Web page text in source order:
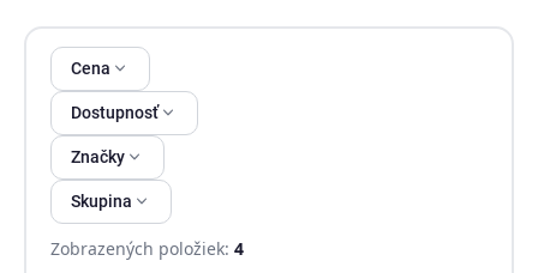
Cena
Dostupnosť
Značky
Skupina
Zobrazených položiek: 4
Výpis produktov